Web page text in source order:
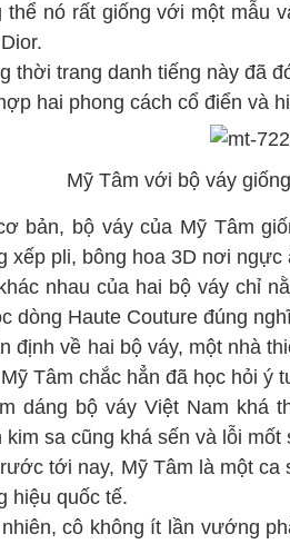
thể nó rất giống với một mẫu
thời trang danh tiếng này đã
hai phong cách cổ điển và
Mỹ Tâm với bộ váy
bản, bộ váy của Mỹ Tâm
xếp pli, bông hoa 3D nơi
nhau của hai bộ váy chỉ
dòng Haute Couture đúng
định về hai bộ váy, một nhà
Tâm chắc hẳn đã học hỏi ý
dáng bộ váy Việt Nam khá
kim sa cũng khá sến và lỗi mốt
tới nay, Mỹ Tâm là một ca
hiệu quốc tế.
cô không ít lần vướng